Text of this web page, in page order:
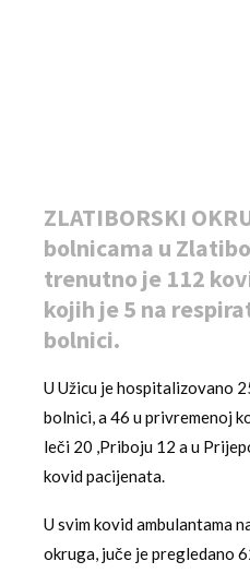
ZLATIBORSKI
bolnicama u
trenutno je 112
kojih je 5 na
bolnici.
U Užicu je hospitalizovano
bolnici, a 46 u privremenoj
leči 20 ,Priboju 12 a u
kovid pacijenata.
U svim kovid ambulantama
okruga, juče je pregledano